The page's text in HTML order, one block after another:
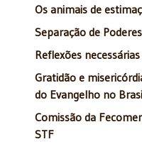
Os animais de
Separação de Poderes
Reflexões
Gratidão e
do Evangelho no
Comissão da
STF